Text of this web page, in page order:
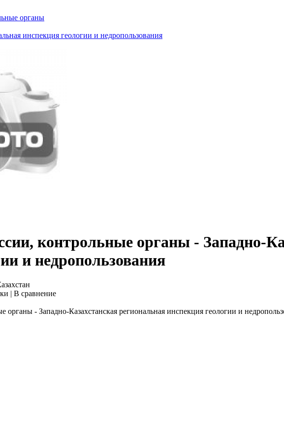
органы
инспекция геологии и недропользования
контрольные органы - Западно-
и недропользования
| В сравнение